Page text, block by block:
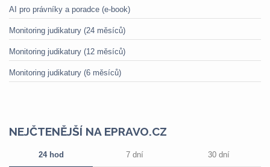
AI pro právníky a poradce (e-book)
Monitoring judikatury (24 měsíců)
Monitoring judikatury (12 měsíců)
Monitoring judikatury (6 měsíců)
NEJČTENĚJŠÍ NA EPRAVO.CZ
24 hod 7 dní 30 dní